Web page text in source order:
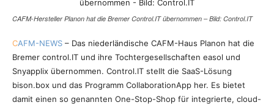
CAFM-Hersteller Planon hat die Bremer Control.IT übernommen – Bild: Control.IT
CAFM-NEWS – Das niederländische CAFM-Haus Planon hat die
Bremer control.IT und ihre Tochtergesellschaften easol und
Snyapplix übernommen. Control.IT stellt die SaaS-Lösung
bison.box und das Programm CollaborationApp her. Es bietet
damit einen so genannten One-Stop-Shop für integrierte, cloud-